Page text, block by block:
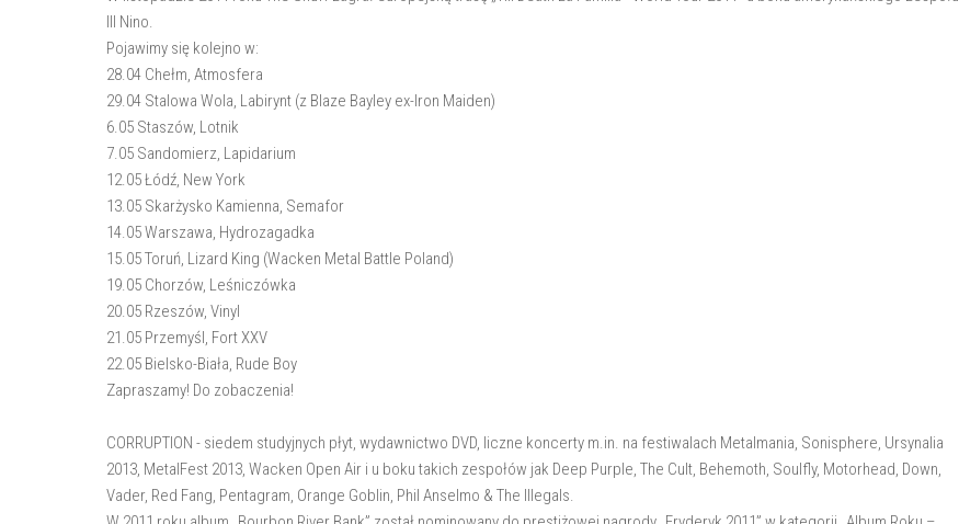
III Nino.
Pojawimy się kolejno w:
28.04 Chełm, Atmosfera
29.04 Stalowa Wola, Labirynt (z Blaze Bayley ex-Iron Maiden)
6.05 Staszów, Lotnik
7.05 Sandomierz, Lapidarium
12.05 Łódź, New York
13.05 Skarżysko Kamienna, Semafor
14.05 Warszawa, Hydrozagadka
15.05 Toruń, Lizard King (Wacken Metal Battle Poland)
19.05 Chorzów, Leśniczówka
20.05 Rzeszów, Vinyl
21.05 Przemyśl, Fort XXV
22.05 Bielsko-Biała, Rude Boy
Zapraszamy! Do zobaczenia!
CORRUPTION - siedem studyjnych płyt, wydawnictwo DVD, liczne koncerty m.in. na festiwalach Metalmania, Sonisphere, Ursynalia
2013, MetalFest 2013, Wacken Open Air i u boku takich zespołów jak Deep Purple, The Cult, Behemoth, Soulfly, Motorhead, Down,
Vader, Red Fang, Pentagram, Orange Goblin, Phil Anselmo & The Illegals.